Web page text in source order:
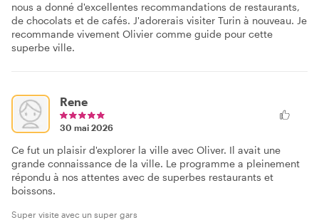
nous a donné d'excellentes recommandations de restaurants,
de chocolats et de cafés. J'adorerais visiter Turin à nouveau. Je
recommande vivement Olivier comme guide pour cette
superbe ville.
Rene
30 mai 2026
Ce fut un plaisir d'explorer la ville avec Oliver. Il avait une
grande connaissance de la ville. Le programme a pleinement
répondu à nos attentes avec de superbes restaurants et
boissons.
Super visite avec un super gars